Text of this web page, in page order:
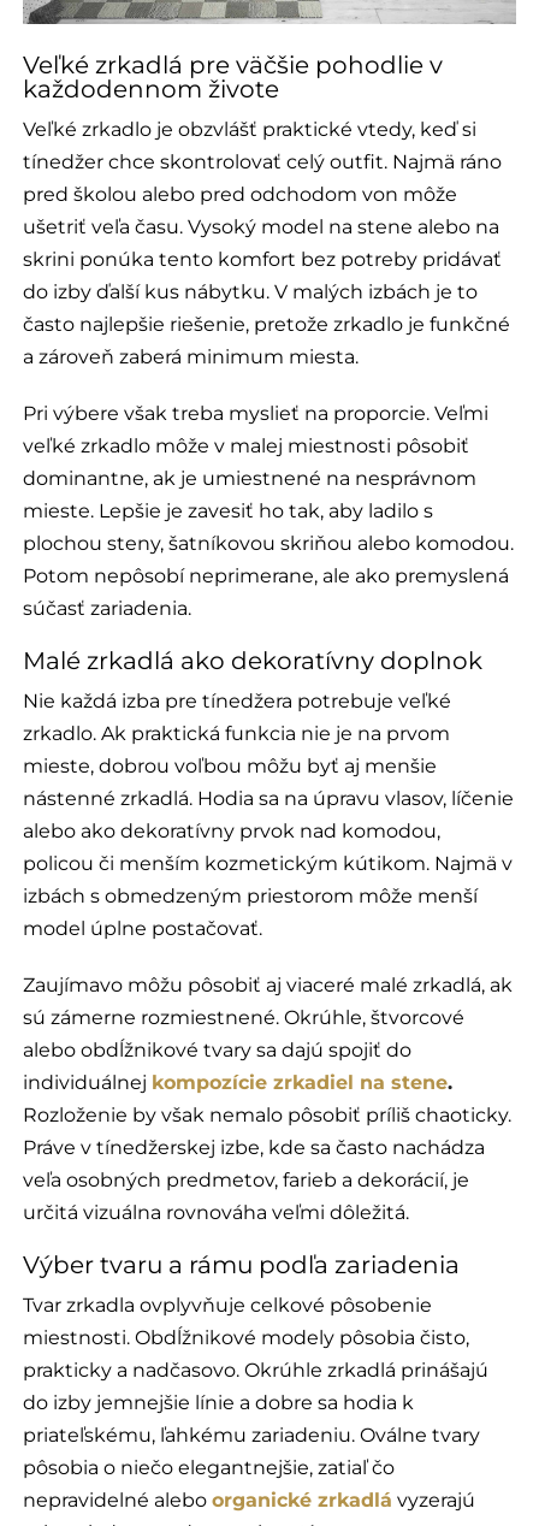
Veľké zrkadlá pre väčšie pohodlie v
každodennom živote
Veľké zrkadlo je obzvlášť praktické vtedy, keď si
tínedžer chce skontrolovať celý outfit. Najmä ráno
pred školou alebo pred odchodom von môže
ušetriť veľa času. Vysoký model na stene alebo na
skrini ponúka tento komfort bez potreby pridávať
do izby ďalší kus nábytku. V malých izbách je to
často najlepšie riešenie, pretože zrkadlo je funkčné
a zároveň zaberá minimum miesta.
Pri výbere však treba myslieť na proporcie. Veľmi
veľké zrkadlo môže v malej miestnosti pôsobiť
dominantne, ak je umiestnené na nesprávnom
mieste. Lepšie je zavesiť ho tak, aby ladilo s
plochou steny, šatníkovou skriňou alebo komodou.
Potom nepôsobí neprimerane, ale ako premyslená
súčasť zariadenia.
Malé zrkadlá ako dekoratívny doplnok
Nie každá izba pre tínedžera potrebuje veľké
zrkadlo. Ak praktická funkcia nie je na prvom
mieste, dobrou voľbou môžu byť aj menšie
nástenné zrkadlá. Hodia sa na úpravu vlasov, líčenie
alebo ako dekoratívny prvok nad komodou,
policou či menším kozmetickým kútikom. Najmä v
izbách s obmedzeným priestorom môže menší
model úplne postačovať.
Zaujímavo môžu pôsobiť aj viaceré malé zrkadlá, ak
sú zámerne rozmiestnené. Okrúhle, štvorcové
alebo obdĺžnikové tvary sa dajú spojiť do
individuálnej kompozície zrkadiel na stene.
Rozloženie by však nemalo pôsobiť príliš chaoticky.
Práve v tínedžerskej izbe, kde sa často nachádza
veľa osobných predmetov, farieb a dekorácií, je
určitá vizuálna rovnováha veľmi dôležitá.
Výber tvaru a rámu podľa zariadenia
Tvar zrkadla ovplyvňuje celkové pôsobenie
miestnosti. Obdĺžnikové modely pôsobia čisto,
prakticky a nadčasovo. Okrúhle zrkadlá prinášajú
do izby jemnejšie línie a dobre sa hodia k
priateľskému, ľahkému zariadeniu. Oválne tvary
pôsobia o niečo elegantnejšie, zatiaľ čo
nepravidelné aleboorganické zrkadlá vyzerajú